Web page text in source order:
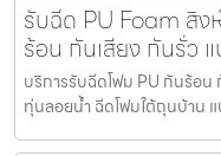
รับฉีด PU Foam สิง
ร้อน กันเสียง กันรั่ว
บริการรับฉีดโฟม PU กันร้อน
ทุ่นลอยน้ำ ฉีดโฟมใต้ถุนบ้าน